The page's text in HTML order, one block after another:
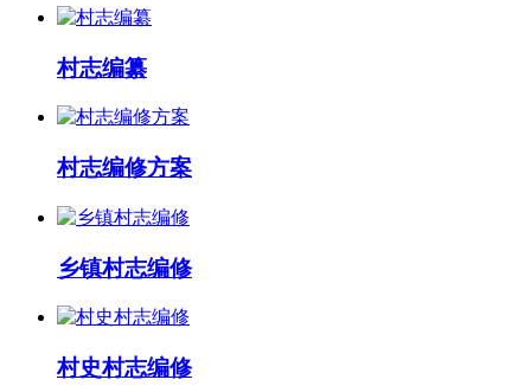
村志编纂
村志编修方案
乡镇村志编修
村史村志编修